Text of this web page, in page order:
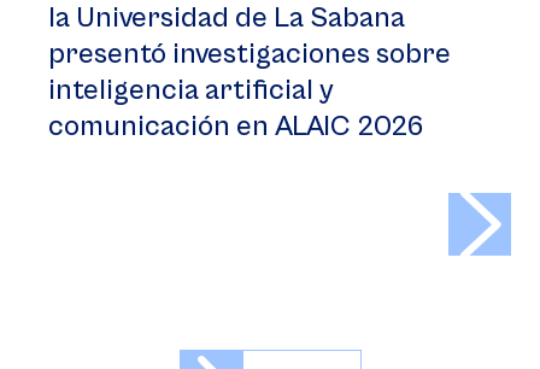
la Universidad de La Sabana
presentó investigaciones sobre
inteligencia artificial y
comunicación en ALAIC 2026